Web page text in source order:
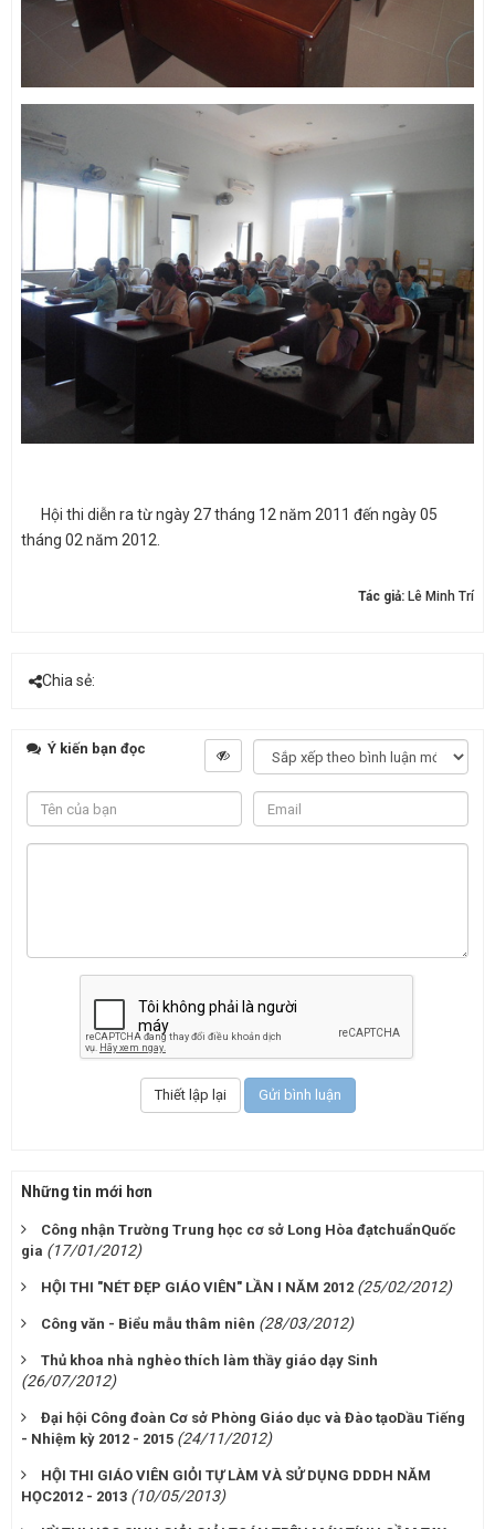
Hội thi diễn ra từ ngày 27 tháng 12 năm 2011 đến ngày 05
tháng 02 năm 2012.
Tác giả: Lê Minh Trí
Chia sẻ:
Ý kiến bạn đọc
Những tin mới hơn
Công nhận Trường Trung học cơ sở Long Hòa đạtchuẩnQuốc
gia (17/01/2012)
HỘI THI "NÉT ĐẸP GIÁO VIÊN" LẦN I NĂM 2012 (25/02/2012)
Công văn - Biểu mẫu thâm niên (28/03/2012)
Thủ khoa nhà nghèo thích làm thầy giáo dạy Sinh
(26/07/2012)
Đại hội Công đoàn Cơ sở Phòng Giáo dục và Đào tạoDầu Tiếng
- Nhiệm kỳ 2012 - 2015 (24/11/2012)
HỘI THI GIÁO VIÊN GIỎI TỰ LÀM VÀ SỬ DỤNG DDDH NĂM
HỌC2012 - 2013 (10/05/2013)